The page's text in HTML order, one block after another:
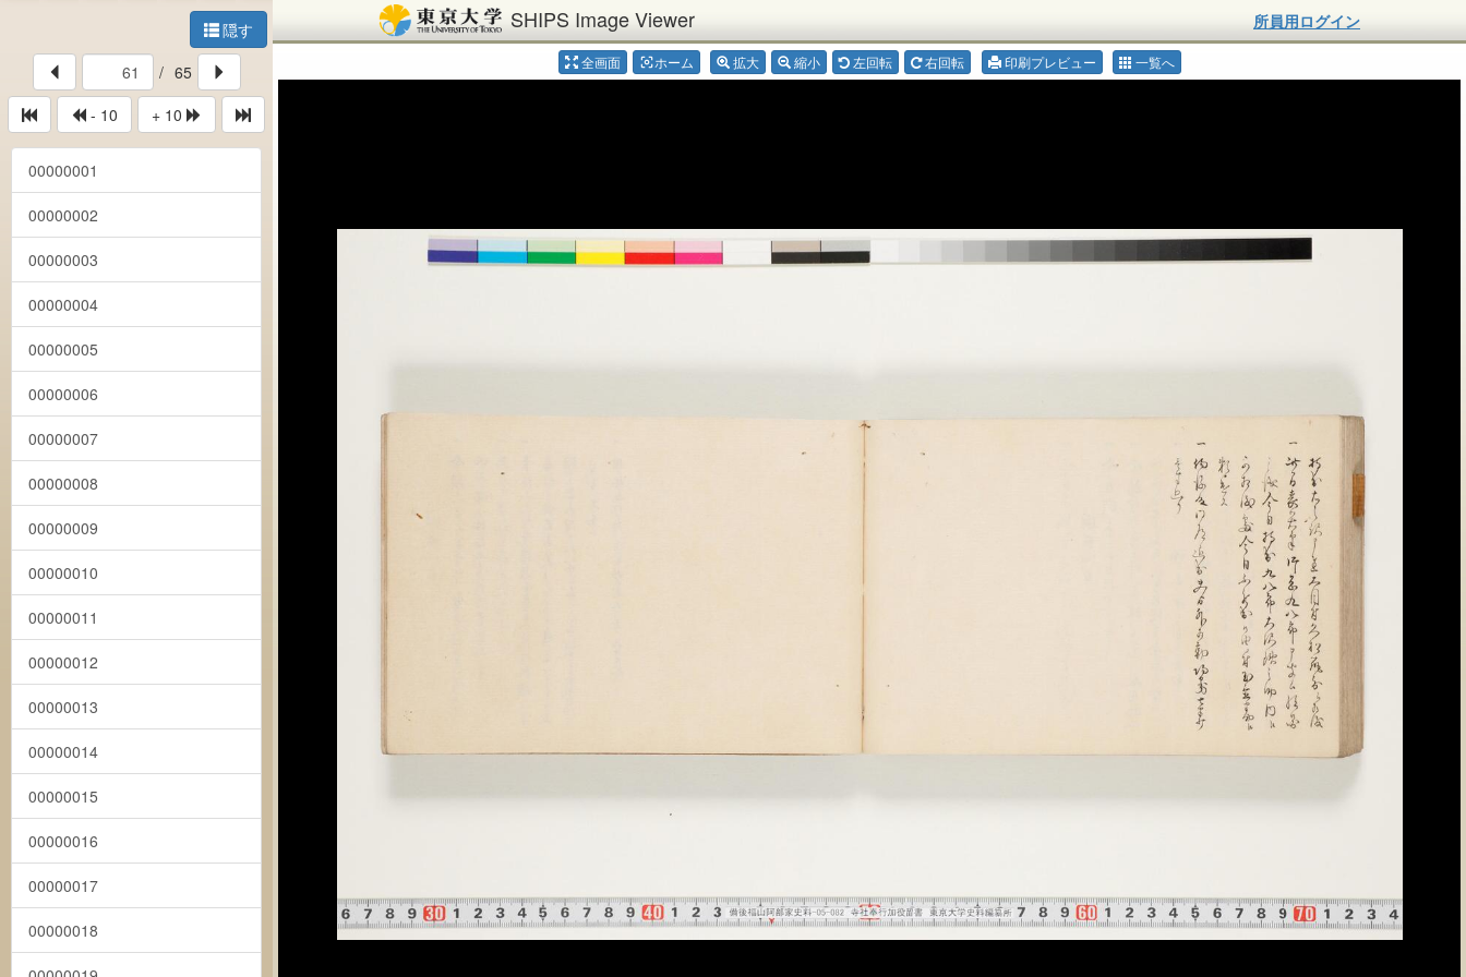
隠す
/ 65
- 10
+ 10
00000001
00000002
00000003
00000004
00000005
00000006
00000007
00000008
00000009
00000010
00000011
00000012
00000013
00000014
00000015
00000016
00000017
00000018
SHIPS Image Viewer 所員用ログイン
全画面 center_focus_weakホーム 拡大 縮小 左回転 右回転 印刷プレビュー 一覧へ